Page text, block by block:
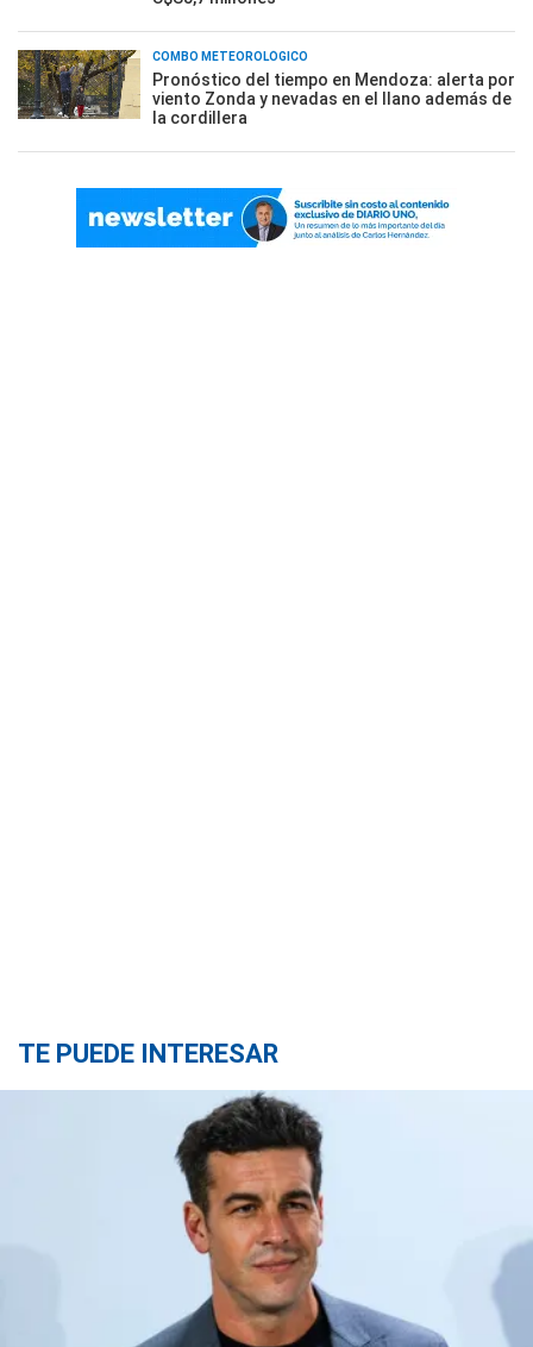
COMBO METEOROLÓGICO
Pronóstico del tiempo en Mendoza: alerta por
viento Zonda y nevadas en el llano además de
la cordillera
TE PUEDE INTERESAR